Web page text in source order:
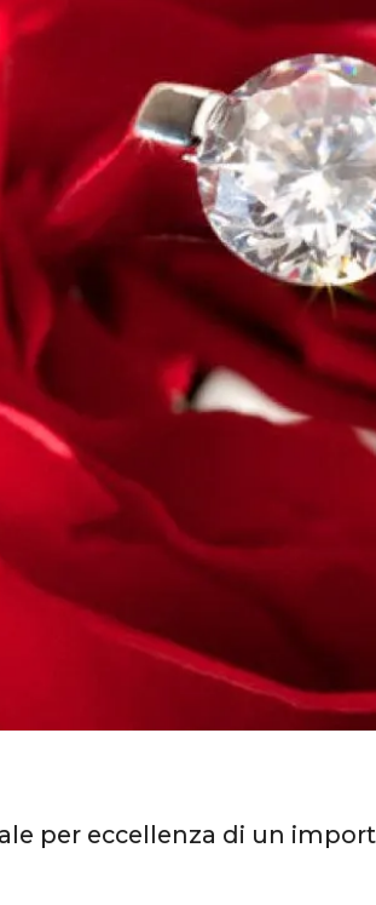
per eccellenza di un